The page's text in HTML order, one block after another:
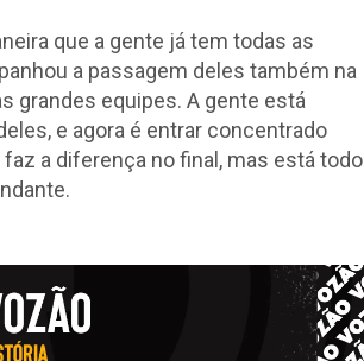
que a gente já tem todas as
a passagem deles também na
grandes equipes. A gente está
e agora é entrar concentrado
a diferença no final, mas está todo